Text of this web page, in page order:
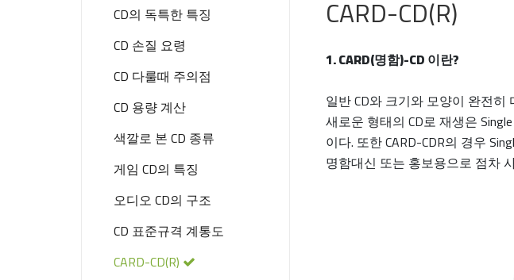
CD의 독특한 특징
CD 손질 요령
CD 다룰때 주의점
CD 용량 계산
색깔로 본 CD 종류
게임 CD의 특징
오디오 CD의 구조
CD 표준규격 계통도
CARD-CD(R)
CARD-CD(R)
1. CARD(명함)-CD 이란?
일반 CD와 크기와 모양이 완전히
새로운 형태의 CD로 재생은
이다. 또한 CARD-CDR의 경우
명함대신 또는 홍보용으로 점차